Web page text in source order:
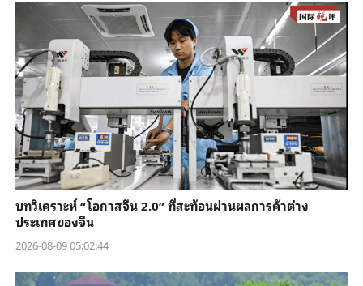
บทวิเคราะห์ “โอกาสจีน 2.0” ที่สะท้อนผ่านผลการค้าต่าง
ประเทศของจีน
2026-08-09 05:02:44